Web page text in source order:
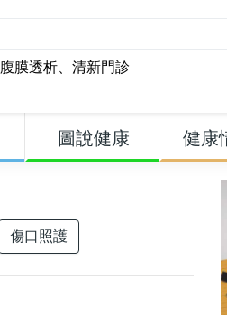
腹膜透析、 清新門診
圖說健康 健康
傷口照護